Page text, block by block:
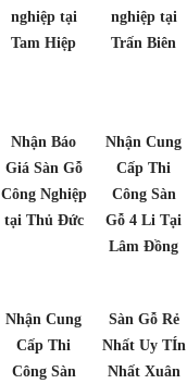
nghiệp tại
Tam Hiệp
nghiệp tại
Trấn Biên
Nhận Báo
Giá Sàn Gỗ
Công Nghiệp
tại Thủ Đức
Nhận Cung
Cấp Thi
Công Sàn
Gỗ 4 Li Tại
Lâm Đồng
Nhận Cung
Cấp Thi
Công Sàn
Sàn Gỗ Rẻ
Nhất Uy TÍn
Nhất Xuân